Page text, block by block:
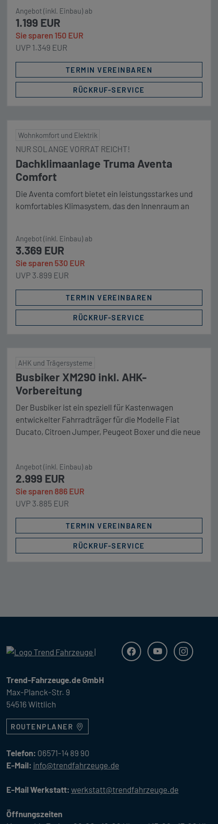
Smart BMS mit Bluetooth Batteriepoladapter
Komplettmontage (nur Bei zugänglichem
Batteriefach unter Fahrer-/ Beifahrersitz oder
alternative) Die […]
Angebot (inkl. Einbau) ab
1.199 EUR
Sie sparen 150 EUR
UVP 1.349 EUR
TERMIN VEREINBAREN
RÜCKRUF-SERVICE
Wohnkomfort und Elektrik
NUR SOLANGE VORRAT REICHT!
Dachklimaanlage Truma Aventa
Comfort
Die Aventa comfort bietet ein leistungsstarkes und
komfortables Klimasystem, das den Innenraum an
energiesparende Wärmequelle verwendet werden.
Aventa comfort sorgt mit 2.400 W Kühlleistung für
schnelle Abkühlung. Leise Kühlung durch Sleep-
Funktion. Flachster Luftverteiler am Markt.
Dimmbare LED-Beleuchtung. Infrarot-Fernbedienug
mit Uhrzeit […]
Angebot (inkl. Einbau) ab
3.369 EUR
Sie sparen 530 EUR
UVP 3.899 EUR
TERMIN VEREINBAREN
RÜCKRUF-SERVICE
AHK und Trägersysteme
Busbiker XM290 inkl. AHK-
Vorbereitung
Der Busbiker ist ein speziell für Kastenwagen
entwickelter Fahrradträger für die Modelle Fiat
Ducato, Citroen Jumper, Peugeot Boxer und die neue
Angebot (inkl. Einbau) ab
2.999 EUR
Sie sparen 886 EUR
UVP 3.885 EUR
TERMIN VEREINBAREN
RÜCKRUF-SERVICE
Trend Fahrzeuge
FacebookYoutube
Trend-Fahrzeuge.de GmbH
Max-Planck-Str. 9
54516 Wittlich
ROUTENPLANER
Telefon: 06571-14 89 90
E-Mail: info@trendfahrzeuge.de
E-Mail Werkstatt: werkstatt@trendfahrzeuge.de
Öffnungszeiten